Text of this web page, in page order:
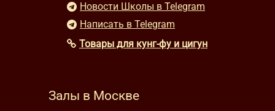
Новости Школы в Telegram
Написать в Telegram
Товары для кунг-фу и цигун
Залы в Москве